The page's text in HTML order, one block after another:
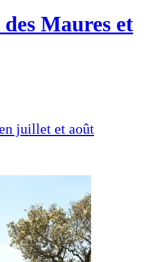
Maures et
juillet et août